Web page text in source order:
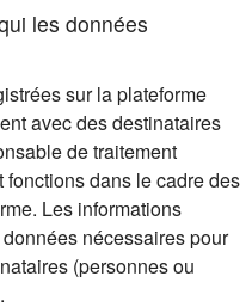
les données
sur la plateforme
avec des destinataires
de traitement
dans le cadre des
Les informations
nécessaires pour
(personnes ou